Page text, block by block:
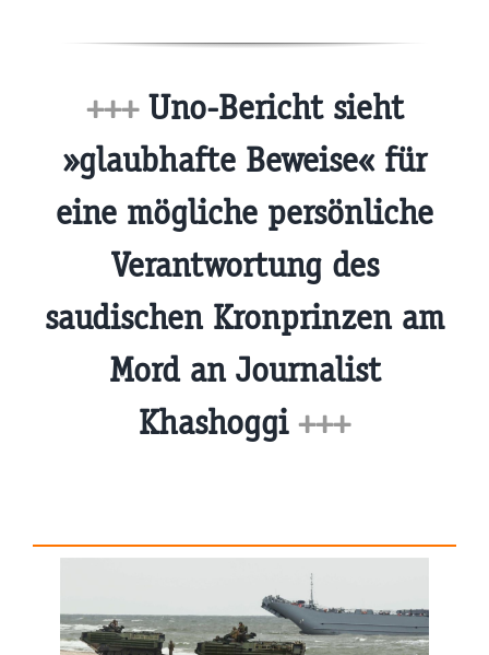
+++Uno-Bericht sieht
»glaubhafte Beweise« für
eine mögliche persönliche
Verantwortung des
saudischen Kronprinzen am
Mord an Journalist
Khashoggi +++